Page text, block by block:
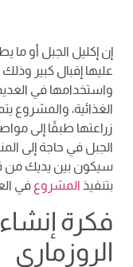
إن إكليل الجبل أو ما
عليها إقبال كبير وذلك
واستخدامها في
الغذائية، والمشروع
زراعتها طبقًا إلى
الجبل في حاجة إلى
سيكون بين يديك من
بتنفيذ المشروع في
فكرة
الروزماري